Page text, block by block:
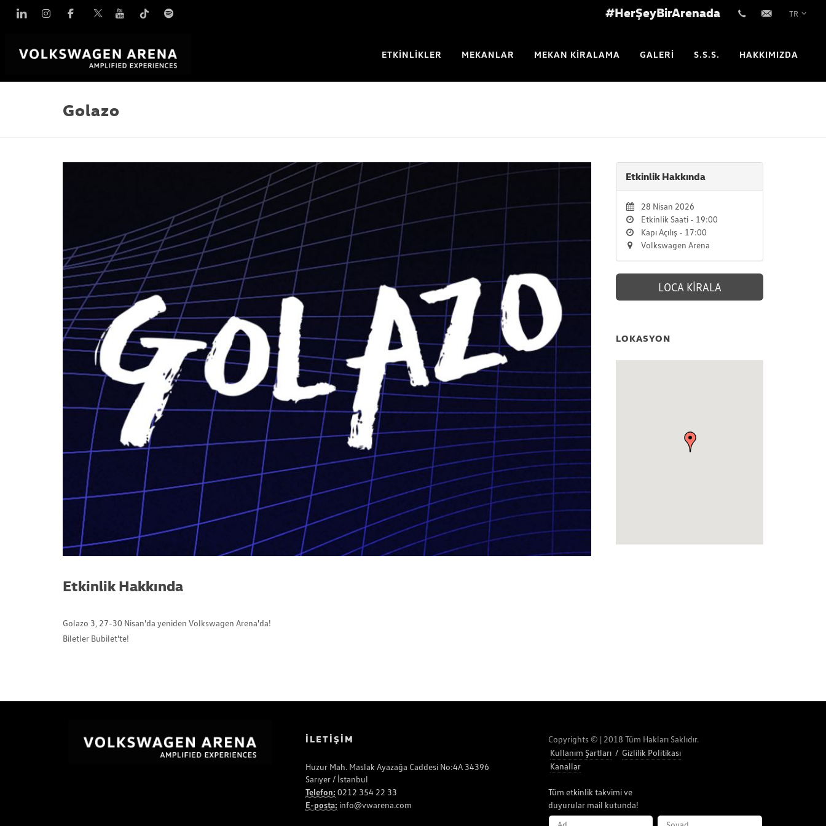
#HerŞeyBirArenada TR
ETKİNLİKLER MEKANLAR MEKAN KİRALAMA GALERİ S.S.S. HAKKIMIZDA
Golazo
Etkinlik Hakkında
Golazo 3, 27-30 Nisan'da yeniden Volkswagen Arena'da!
Biletler Bubilet'te!
Etkinlik Hakkında
28 Nisan 2026
Etkinlik Saati - 19:00
Kapı Açılış - 17:00
Volkswagen Arena
LOCA KİRALA
LOKASYON
İLETİŞİM
Huzur Mah. Maslak Ayazağa Caddesi No:4A 34396
Sarıyer / İstanbul
Telefon: 0212 354 22 33
E-posta: info@vwarena.com
Copyrights © | 2018 Tüm Hakları Saklıdır.
Kullanım Şartları / Gizlilik Politikası
Kanallar
Tüm etkinlik takvimi ve
duyurular mail kutunda!
AD
SOYAD